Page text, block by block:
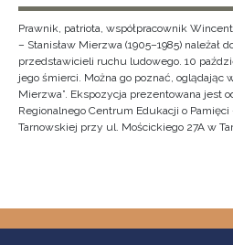
Prawnik, patriota, współpracownik
– Stanisław Mierzwa (1905–1985) należał
przedstawicieli ruchu ludowego. 10
jego śmierci. Można go poznać, oglądając
Mierzwa”. Ekspozycja prezentowana jest
Regionalnego Centrum Edukacji o
Tarnowskiej przy ul. Mościckiego 27A w